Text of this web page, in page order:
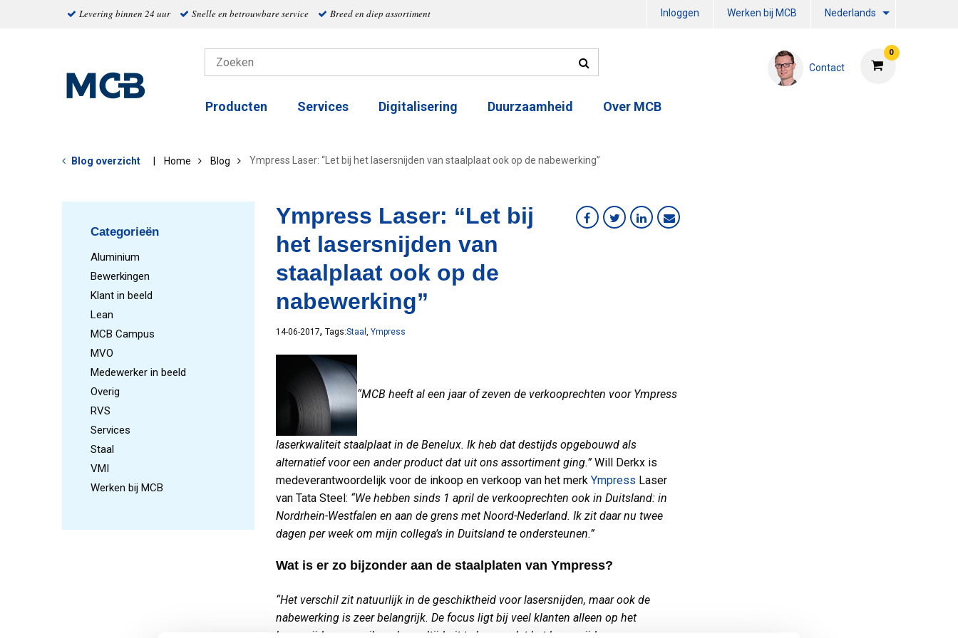
Levering binnen 24 uur Snelle en betrouwbare service Breed en diep assortiment Inloggen Werken bij MCB Nederlands
0
Contact
Producten Services Digitalisering Duurzaamheid Over MCB
Blog overzicht Home Blog Ympress Laser: “Let bij het lasersnijden van staalplaat ook op de nabewerking”
Categorieën
Aluminium
Bewerkingen
Klant in beeld
Lean
MCB Campus
MVO
Medewerker in beeld
Overig
RVS
Services
Staal
VMI
Werken bij MCB
Ympress Laser: “Let bij
het lasersnijden van
staalplaat ook op de
nabewerking”
14-06-2017, Tags:Staal , Ympress
“MCB heeft al een jaar of zeven de verkooprechten voor Ympress
laserkwaliteit staalplaat in de Benelux. Ik heb dat destijds opgebouwd als
alternatief voor een ander product dat uit ons assortiment ging.”Will Derkx is
medeverantwoordelijk voor de inkoop en verkoop van het merk Ympress Laser
van Tata Steel: “We hebben sinds 1 april de verkooprechten ook in Duitsland: in
Nordrhein-Westfalen en aan de grens met Noord-Nederland. Ik zit daar nu twee
dagen per week om mijn collega’s in Duitsland te ondersteunen.”
Wat is er zo bijzonder aan de staalplaten van Ympress?
“Het verschil zit natuurlijk in de geschiktheid voor lasersnijden, maar ook de
nabewerking is zeer belangrijk. De focus ligt bij veel klanten alleen op het